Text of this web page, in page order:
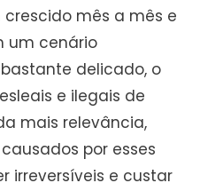
mês a mês e
um cenário
delicado, o
e ilegais de
mais relevância,
por esses
irreversíveis e custar